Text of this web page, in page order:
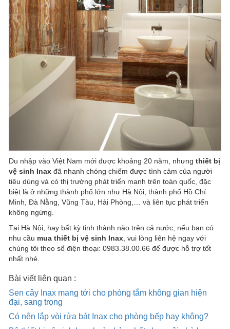
Du nhập vào Việt Nam mới được khoảng 20 năm, nhưng thiết bị
vệ sinh Inax đã nhanh chóng chiếm được tình cảm của người
tiêu dùng và có thị trường phát triển manh trên toàn quốc, đặc
biệt là ở những thành phố lớn như Hà Nội, thành phố Hồ Chí
Minh, Đà Nẵng, Vũng Tàu, Hải Phòng,… và liên tục phát triển
không ngừng.
Tại Hà Nội, hay bất kỳ tỉnh thành nào trên cả nước, nếu bạn có
nhu cầu mua thiết bị vệ sinh Inax , vui lòng liên hệ ngay với
chúng tôi theo số điện thoại: 0983.38.00.66 để được hỗ trợ tốt
nhất nhé.
Bài viết liên quan :
Sen cây Inax mang tới cho phòng tắm không gian hiện
đại, sang trọng
Có nên lắp vòi rửa bát Inax cho phòng bếp hay không?